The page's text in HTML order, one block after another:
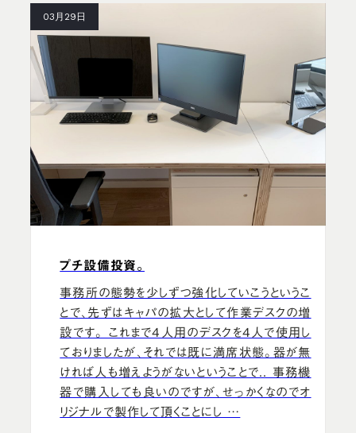
03月29日
プチ設備投資。
事務所の態勢を少しずつ強化していこうというこ
とで、先ずはキャパの拡大として作業デスクの増
設です。 これまで4人用のデスクを4人で使用し
ておりましたが、それでは既に満席状態。器が無
ければ人も増えようがないということで.. 事務機
器で購入しても良いのですが、せっかくなのでオ
リジナルで製作して頂くことにし …